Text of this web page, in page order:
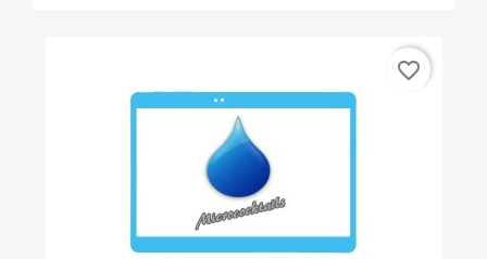
favorite_border